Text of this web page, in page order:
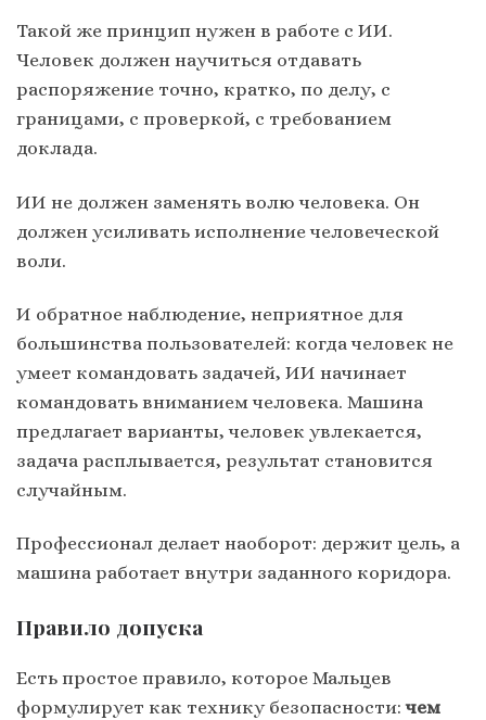
Такой же принцип нужен в работе с ИИ.
Человек должен научиться отдавать
распоряжение точно, кратко, по делу, с
границами, с проверкой, с требованием
доклада.
ИИ не должен заменять волю человека. Он
должен усиливать исполнение человеческой
воли.
И обратное наблюдение, неприятное для
большинства пользователей: когда человек не
умеет командовать задачей, ИИ начинает
командовать вниманием человека. Машина
предлагает варианты, человек увлекается,
задача расплывается, результат становится
случайным.
Профессионал делает наоборот: держит цель, а
машина работает внутри заданного коридора.
Правило допуска
Есть простое правило, которое Мальцев
формулирует как технику безопасности:чем